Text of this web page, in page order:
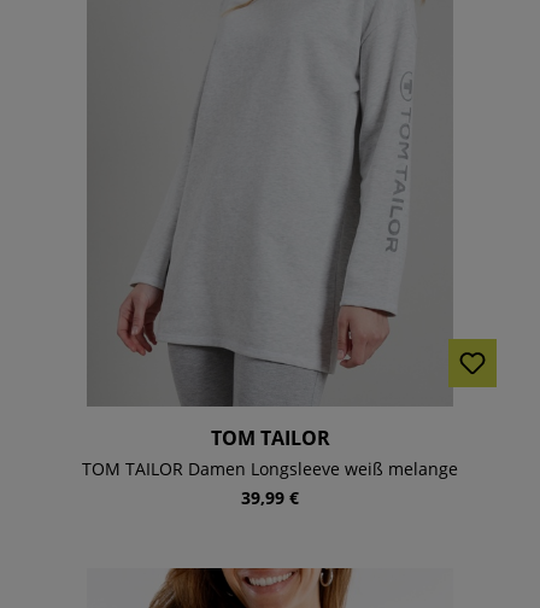
TOM TAILOR
TOM TAILOR Damen Longsleeve weiß melange
39,99 €